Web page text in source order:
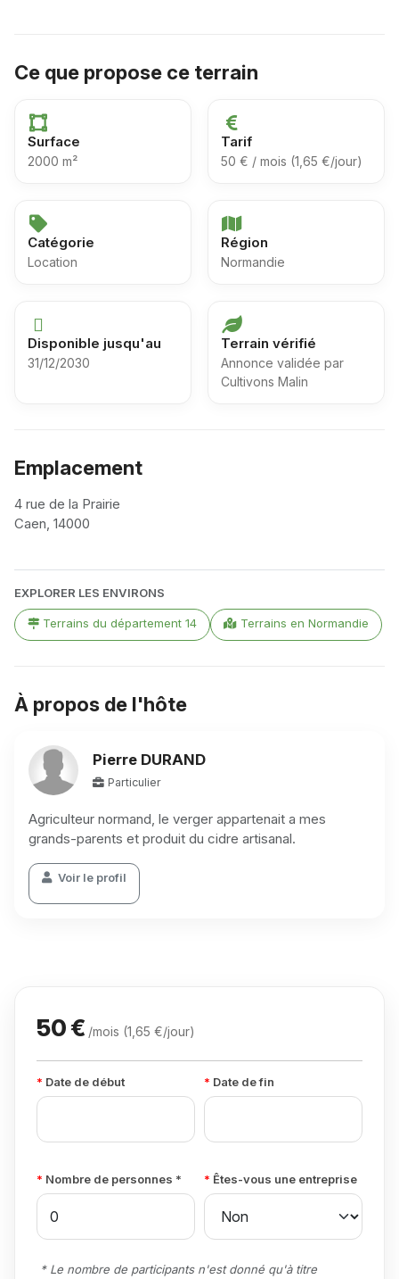
Ce que propose ce terrain
Surface
2000 m²
Tarif
50 € / mois (1,65 €/jour)
Catégorie
Location
Région
Normandie
Disponible jusqu'au
31/12/2030
Terrain vérifié
Annonce validée par
Cultivons Malin
Emplacement
4 rue de la Prairie
Caen, 14000
+
−
EXPLORER LES ENVIRONS
Terrains du département 14 Terrains en Normandie
À propos de l'hôte
Pierre DURAND
Particulier
Agriculteur normand, le verger appartenait a mes
grands-parents et produit du cidre artisanal.
Voir le profil
50 € /mois (1,65 €/jour)
Date de début Date de fin
Nombre de personnes * Êtes-vous une entreprise
* Le nombre de participants n'est donné qu'à titre